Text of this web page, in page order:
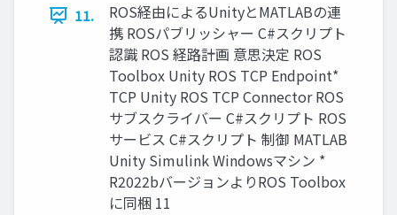
11.
ROS経由によるUnityとMATLABの連
携 ROSパブリッシャー C#スクリプト
認識 ROS 経路計画 意思決定 ROS
Toolbox Unity ROS TCP Endpoint*
TCP Unity ROS TCP Connector ROS
サブスクライバー C#スクリプト ROS
サービス C#スクリプト 制御 MATLAB
Unity Simulink Windowsマシン *
R2022bバージョンよりROS Toolbox
に同梱 11